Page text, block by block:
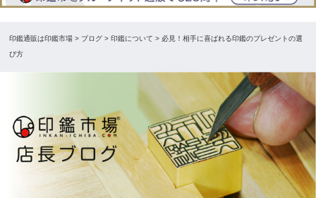
印鑑通販は印鑑市場 > ブログ > 印鑑について > 必見！相手に喜ばれる印鑑のプレゼントの選
び方